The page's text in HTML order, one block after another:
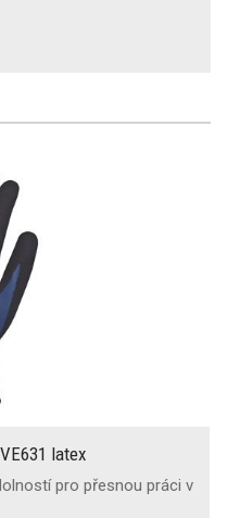
latex
pro přesnou práci v